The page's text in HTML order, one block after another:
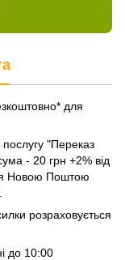
для
"Переказ
- 20 грн +2% від
Новою Поштою
розраховується
до 10:00